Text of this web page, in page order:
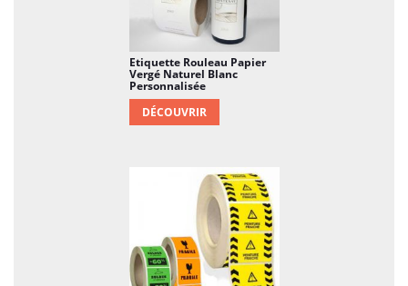
Etiquette Rouleau Papier
Vergé Naturel Blanc
Personnalisée
DÉCOUVRIR